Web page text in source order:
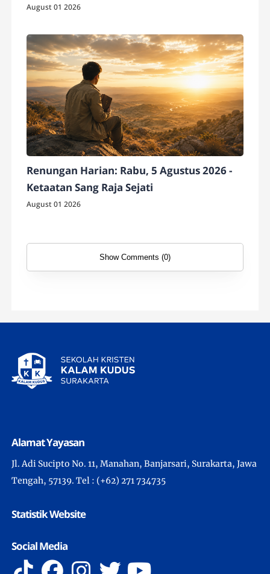
August 01 2026
Renungan Harian: Rabu, 5 Agustus 2026 -
Ketaatan Sang Raja Sejati
August 01 2026
Show Comments (0)
Alamat Yayasan
Jl. Adi Sucipto No. 11, Manahan, Banjarsari, Surakarta, Jawa
Tengah, 57139. Tel : (+62) 271 734735
Statistik Website
Social Media